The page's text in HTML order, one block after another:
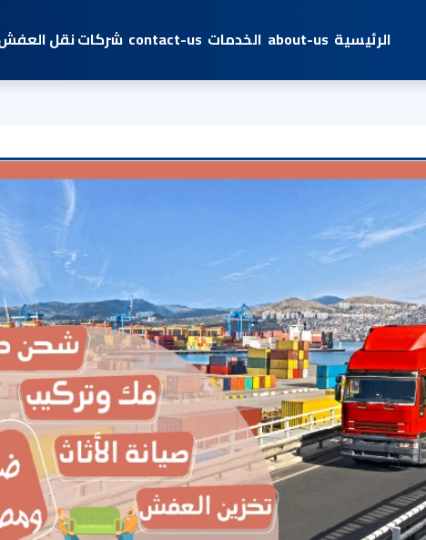
الرئيسية about-us الخدمات contact-us شركات نقل